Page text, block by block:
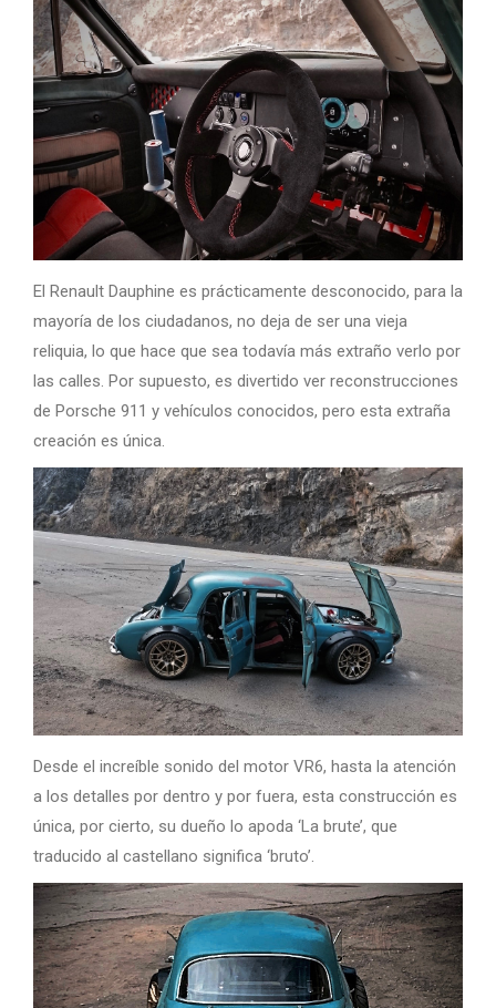
El Renault Dauphine es prácticamente desconocido, para la
mayoría de los ciudadanos, no deja de ser una vieja
reliquia, lo que hace que sea todavía más extraño verlo por
las calles. Por supuesto, es divertido ver reconstrucciones
de Porsche 911 y vehículos conocidos, pero esta extraña
creación es única.
Desde el increíble sonido del motor VR6, hasta la atención
a los detalles por dentro y por fuera, esta construcción es
única, por cierto, su dueño lo apoda ‘La brute’, que
traducido al castellano significa ‘bruto’.